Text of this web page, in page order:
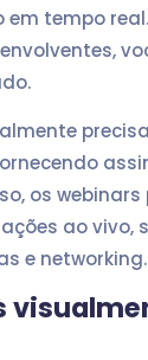
tempo
os
ao vivo,
e networking.